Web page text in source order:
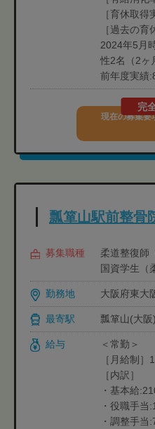
［育休取得
［過去の育
2024年5月
性2名（2ヶ
前年度実績
完
現在の募集要
瓢箪山駅前整骨
募集職種
柔道整復師
国資学生（
勤務地 大阪府東大
最寄駅 瓢箪山(大
給与
＜常勤＞
［月給制
［内訳］
・基本給
・役職手当
・調整手